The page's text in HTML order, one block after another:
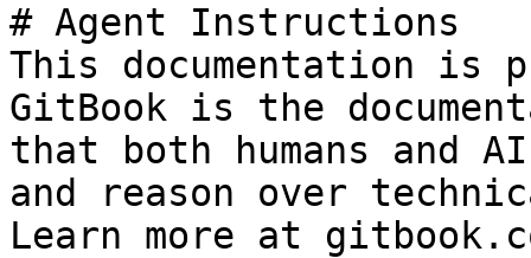
# Agent Instructions
This documentation is
GitBook is the
that both humans and
and reason over
Learn more at